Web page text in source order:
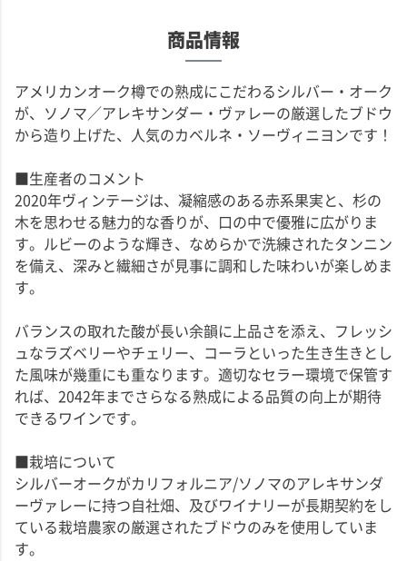
商品情報
アメリカンオーク樽での熟成にこだわるシルバー・オーク
が、ソノマ／アレキサンダー・ヴァレーの厳選したブドウ
から造り上げた、人気のカベルネ・ソーヴィニヨンです！
■生産者のコメント
2020年ヴィンテージは、凝縮感のある赤系果実と、杉の
木を思わせる魅力的な香りが、口の中で優雅に広がりま
す。ルビーのような輝き、なめらかで洗練されたタンニン
を備え、深みと繊細さが見事に調和した味わいが楽しめま
す。
バランスの取れた酸が長い余韻に上品さを添え、フレッシ
ュなラズベリーやチェリー、コーラといった生き生きとし
た風味が幾重にも重なります。適切なセラー環境で保管す
れば、2042年までさらなる熟成による品質の向上が期待
できるワインです。
■栽培について
シルバーオークがカリフォルニア/ソノマのアレキサンダ
ーヴァレーに持つ自社畑、及びワイナリーが長期契約をし
ている栽培農家の厳選されたブドウのみを使用していま
す。